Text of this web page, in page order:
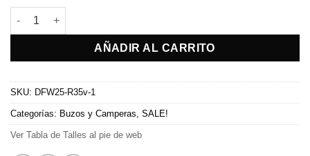
Buzo Tampa cantidad
AÑADIR AL CARRITO
SKU: DFW25-R35v-1
Categorías: Buzos y Camperas SALE!
Ver Tabla de Talles al pie de web